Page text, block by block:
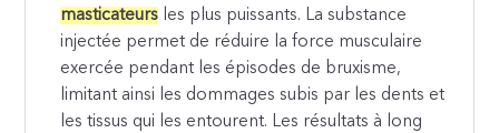
masticateurs les plus puissants. La substance
injectée permet de réduire la force musculaire
exercée pendant les épisodes de bruxisme,
limitant ainsi les dommages subis par les dents et
les tissus qui les entourent. Les résultats à long